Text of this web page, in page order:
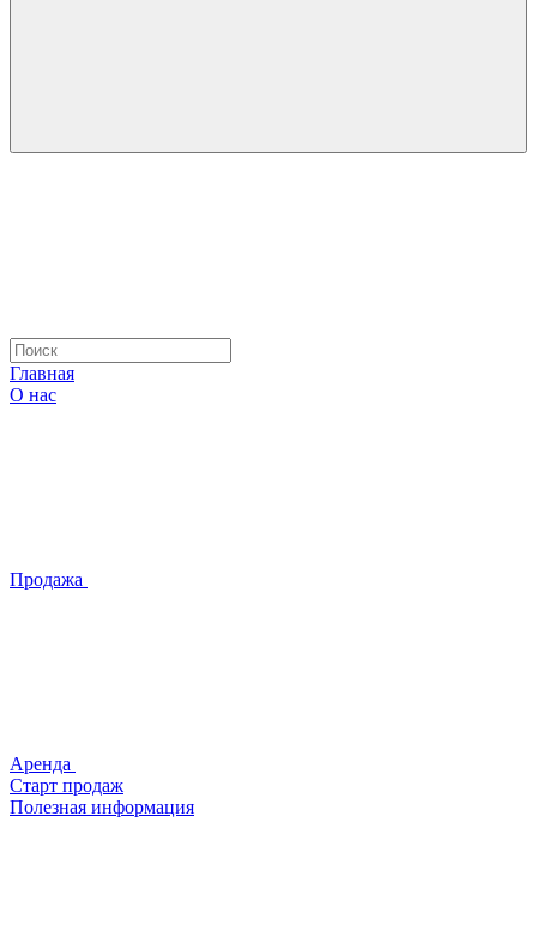
Главная
О нас
Продажа
Аренда
Старт продаж
Полезная информация